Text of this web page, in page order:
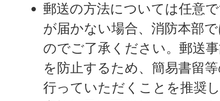
郵送の方法については任意
が届かない場合、消防本部
のでご了承ください。郵送
を防止するため、簡易書留
行っていただくことを推奨